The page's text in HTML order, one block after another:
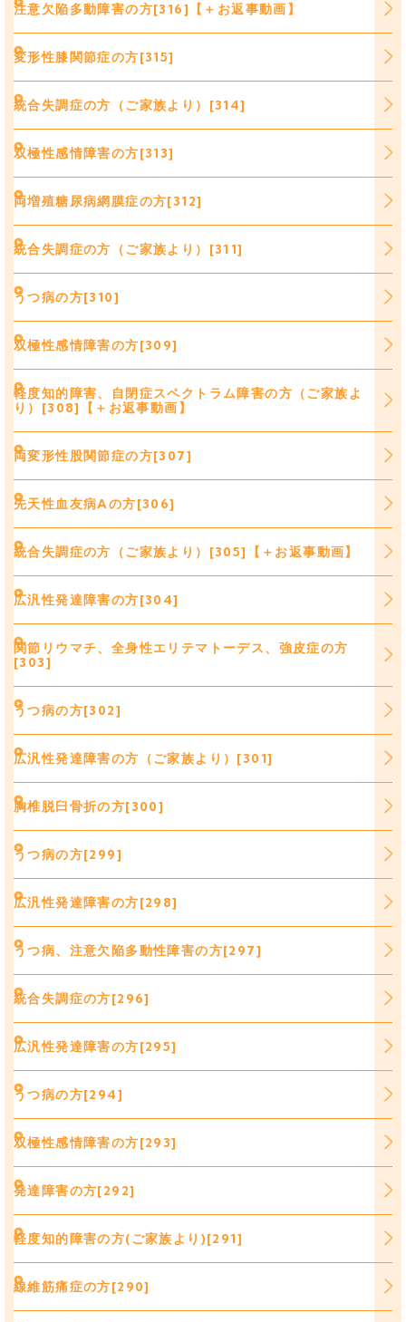
注意欠陥多動障害の方[316]【＋お返事動画】
変形性膝関節症の方[315]
統合失調症の方（ご家族より）[314]
双極性感情障害の方[313]
両増殖糖尿病網膜症の方[312]
統合失調症の方（ご家族より）[311]
うつ病の方[310]
双極性感情障害の方[309]
軽度知的障害、自閉症スペクトラム障害の方（ご家族よ
り）[308]【＋お返事動画】
両変形性股関節症の方[307]
先天性血友病Aの方[306]
統合失調症の方（ご家族より）[305]【＋お返事動画】
広汎性発達障害の方[304]
関節リウマチ、全身性エリテマトーデス、強皮症の方
[303]
うつ病の方[302]
広汎性発達障害の方（ご家族より）[301]
胸椎脱臼骨折の方[300]
うつ病の方[299]
広汎性発達障害の方[298]
うつ病、注意欠陥多動性障害の方[297]
統合失調症の方[296]
広汎性発達障害の方[295]
うつ病の方[294]
双極性感情障害の方[293]
発達障害の方[292]
軽度知的障害の方(ご家族より)[291]
線維筋痛症の方[290]